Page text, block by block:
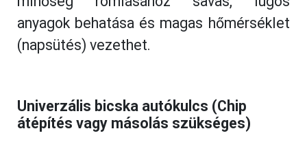
anyagok behatása és magas hőmérséklet
(napsütés) vezethet.
Univerzális bicska autókulcs (Chip
átépítés vagy másolás szükséges)